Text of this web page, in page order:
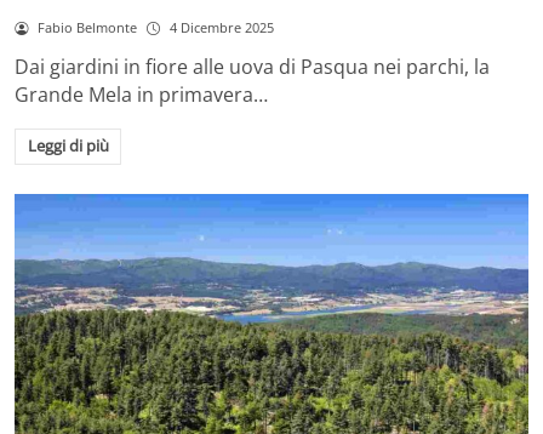
Fabio Belmonte 4 Dicembre 2025
Dai giardini in fiore alle uova di Pasqua nei parchi, la
Grande Mela in primavera…
Leggi di più